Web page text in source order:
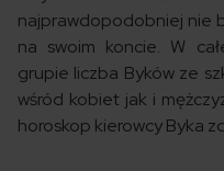
najprawdopodobniej nie
na swoim koncie. W
grupie liczba Byków ze
wśród kobiet jak i
horoskop kierowcy Byka